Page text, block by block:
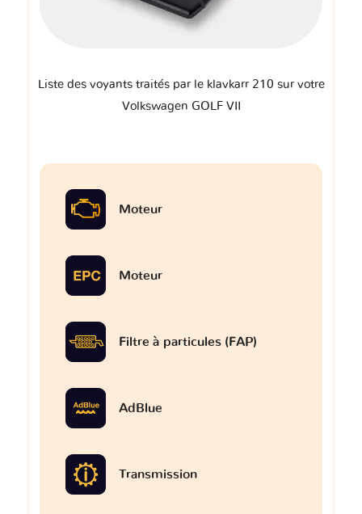
Liste des voyants traités par le klavkarr 210 sur votre
Volkswagen GOLF VII
Moteur
Moteur
Filtre à particules (FAP)
AdBlue
Transmission